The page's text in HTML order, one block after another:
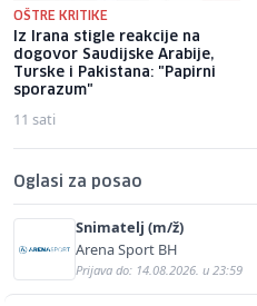
OŠTRE KRITIKE
Iz Irana stigle reakcije na
dogovor Saudijske Arabije,
Turske i Pakistana: "Papirni
sporazum"
11 sati
Oglasi za posao
Snimatelj (m/ž)
Arena Sport BH
Prijava do: 14.08.2026. u 23:59